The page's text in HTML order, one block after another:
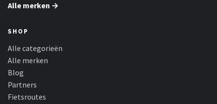
Alle merken →
SHOP
Alle categorieën
Alle merken
Blog
Partners
Fietsroutes